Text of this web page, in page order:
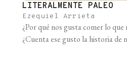
LITERALMENTE PALEO
Ezequiel Arrieta
¿Por qué nos gusta comer lo que
¿Cuenta ese gusto la historia de